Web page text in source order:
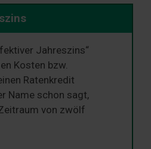
Jahreszins“
Kosten bzw.
Ratenkredit
Name schon sagt,
von zwölf